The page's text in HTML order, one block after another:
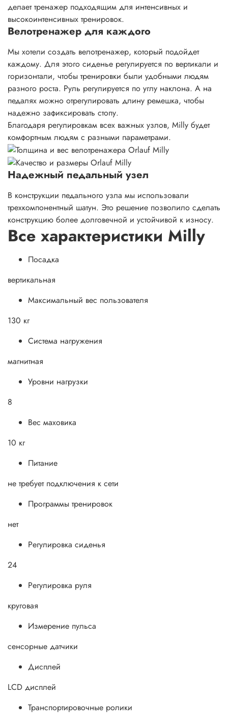
делает тренажер подходящим для интенсивных и
высокоинтенсивных тренировок.
Велотренажер для каждого
Мы хотели создать велотренажер, который подойдет
каждому. Для этого сиденье регулируется по вертикали и
горизонтали, чтобы тренировки были удобными людям
разного роста. Руль регулируется по углу наклона. А на
педалях можно отрегулировать длину ремешка, чтобы
надежно зафиксировать стопу.
Благодаря регулировкам всех важных узлов, Milly будет
комфортным людям с разными параметрами.
Надежный педальный узел
В конструкции педального узла мы использовали
трехкомпонентный шатун. Это решение позволило сделать
конструкцию более долговечной и устойчивой к износу.
Все характеристики Milly
Посадка
вертикальная
Максимальный вес пользователя
130 кг
Система нагружения
магнитная
Уровни нагрузки
8
Вес маховика
10 кг
Питание
не требует подключения к сети
Программы тренировок
нет
Регулировка сиденья
24
Регулировка руля
круговая
Измерение пульса
сенсорные датчики
Дисплей
LCD дисплей
Транспортировочные ролики